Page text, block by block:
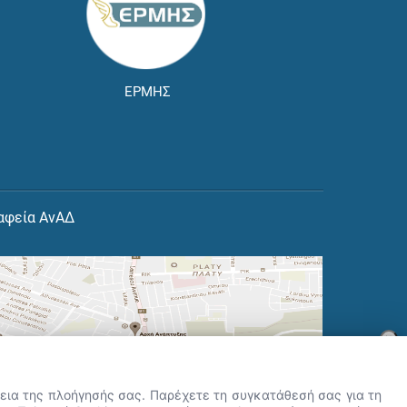
ΕΡΜΗΣ
ΑνΑΔ
×
σήμερα.
της πλοήγησής σας. Παρέχετε τη συγκατάθεσή σας για τη